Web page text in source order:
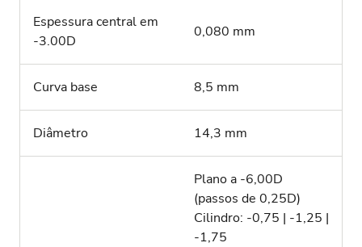
Espessura central em
-3.00D
0,080 mm
Curva base 8,5 mm
Diâmetro 14,3 mm
Plano a -6,00D
(passos de 0,25D)
Cilindro: -0,75 | -1,25 |
-1,75